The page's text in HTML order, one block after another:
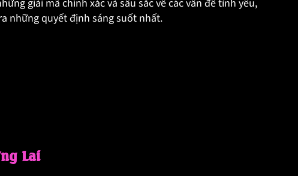
giải mã chính xác và sâu sắc về các vấn đề tình yêu,
những quyết định sáng suốt nhất.
Lai